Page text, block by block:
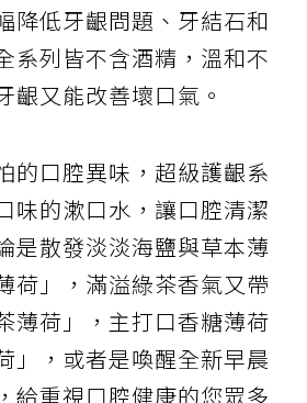
降低牙齦問題、牙結石和
系列皆不含酒精，溫和不
齦又能改善壞口氣。
的口腔異味，超級護齦系
味的漱口水，讓口腔清潔
是散發淡淡海鹽與草本薄
荷」，滿溢綠茶香氣又帶
薄荷」，主打口香糖薄荷
」，或者是喚醒全新早晨
給重視口腔健康的您眾多